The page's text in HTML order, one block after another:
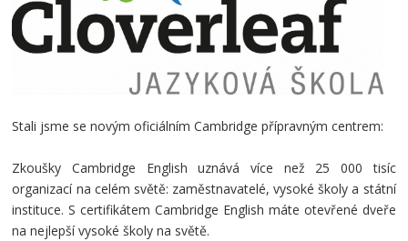
Stali jsme se novým oficiálním Cambridge přípravným centrem:
Zkoušky Cambridge English uznává více než 25 000 tisíc
organizací na celém světě: zaměstnavatelé, vysoké školy a státní
instituce. S certifikátem Cambridge English máte otevřené dveře
na nejlepší vysoké školy na světě.